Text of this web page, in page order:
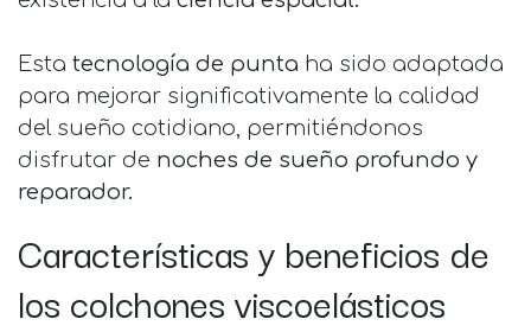
Esta tecnología de punta ha sido adaptada
para mejorar significativamente la calidad
del sueño cotidiano, permitiéndonos
disfrutar de noches de sueño profundo y
reparador.
Características y beneficios de
los colchones viscoelásticos